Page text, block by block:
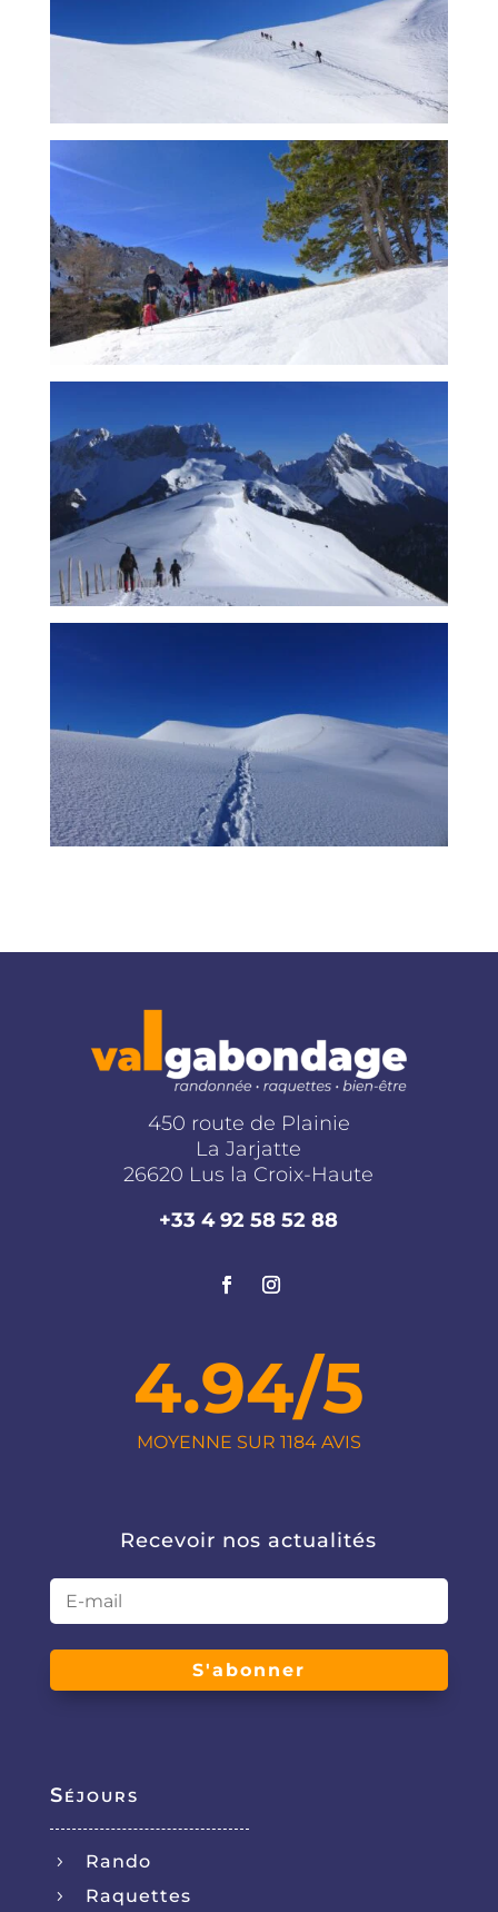
450 route de Plainie
La Jarjatte
26620 Lus la Croix-Haute
+33 4 92 58 52 88
4.94/5
MOYENNE SUR 1184 AVIS
Recevoir nos actualités
S'abonner
Séjours
5 Rando
5 Raquettes